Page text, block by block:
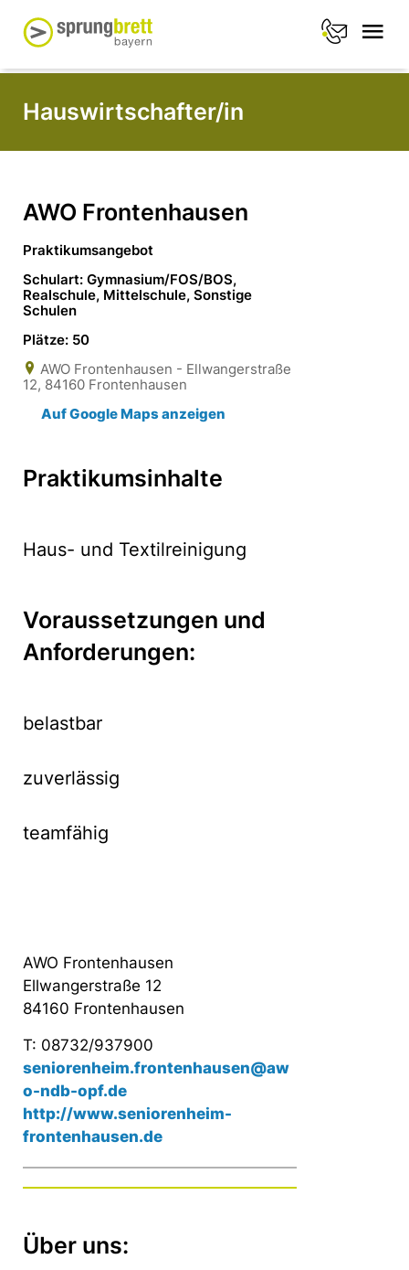
Hauswirtschafter/in
AWO Frontenhausen
Praktikumsangebot
Schulart: Gymnasium/FOS/BOS,
Realschule, Mittelschule, Sonstige
Schulen
Plätze: 50
AWO Frontenhausen - Ellwangerstraße
12, 84160 Frontenhausen
Auf Google Maps anzeigen
Praktikumsinhalte
Haus- und Textilreinigung
Voraussetzungen und
Anforderungen:
belastbar
zuverlässig
teamfähig
AWO Frontenhausen
Ellwangerstraße 12
84160 Frontenhausen
T: 08732/937900
seniorenheim.frontenhausen@aw
o-ndb-opf.de
http://www.seniorenheim-
frontenhausen.de
Über uns: